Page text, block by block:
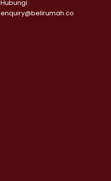
Hubungi:
enquiry@belirumah.co